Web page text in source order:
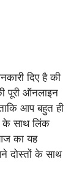
दिए है की
पूरी ऑनलाइन
आप बहुत ही
के साथ लिंक
का यह
दोस्तों के साथ